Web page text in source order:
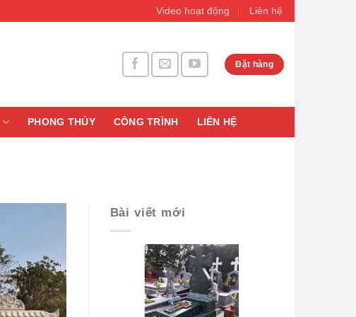
Video hoạt động Liên hệ
Đặt hàng
PHONG THỦY CÔNG TRÌNH LIÊN HỆ
Bài viết mới